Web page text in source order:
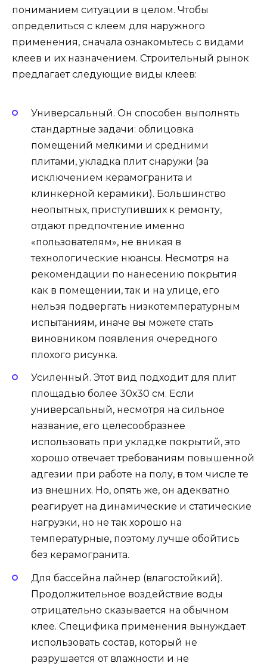
пониманием ситуации в целом. Чтобы
определиться с клеем для наружного
применения, сначала ознакомьтесь с видами
клеев и их назначением. Строительный рынок
предлагает следующие виды клеев:
Универсальный. Он способен выполнять
стандартные задачи: облицовка
помещений мелкими и средними
плитами, укладка плит снаружи (за
исключением керамогранита и
клинкерной керамики). Большинство
неопытных, приступивших к ремонту,
отдают предпочтение именно
«пользователям», не вникая в
технологические нюансы. Несмотря на
рекомендации по нанесению покрытия
как в помещении, так и на улице, его
нельзя подвергать низкотемпературным
испытаниям, иначе вы можете стать
виновником появления очередного
плохого рисунка.
Усиленный. Этот вид подходит для плит
площадью более 30х30 см. Если
универсальный, несмотря на сильное
название, его целесообразнее
использовать при укладке покрытий, это
хорошо отвечает требованиям повышенной
адгезии при работе на полу, в том числе те
из внешних. Но, опять же, он адекватно
реагирует на динамические и статические
нагрузки, но не так хорошо на
температурные, поэтому лучше обойтись
без керамогранита.
Для бассейна лайнер (влагостойкий).
Продолжительное воздействие воды
отрицательно сказывается на обычном
клее. Специфика применения вынуждает
использовать состав, который не
разрушается от влажности и не